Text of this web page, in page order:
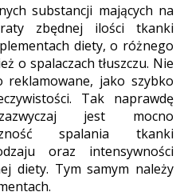
substancji mających na
zbędnej ilości tkanki
diety, o różnego
o spalaczach tłuszczu. Nie
jako szybko
Tak naprawdę
jest mocno
spalania tkanki
oraz intensywności
diety. Tym samym należy